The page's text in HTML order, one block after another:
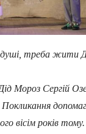
треба жити
Мороз Сергій
Покликання
вісім років тому.